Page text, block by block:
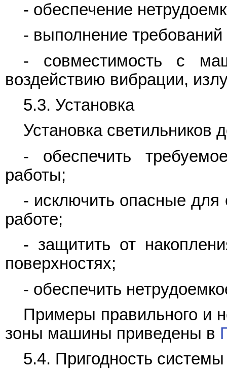
- обеспечение
- выполнение
- совместимость с
воздействию вибрации,
5.3. Установка
Установка светильников
- обеспечить
работы;
- исключить опасные
работе;
- защитить от
поверхностях;
- обеспечить
Примеры правильного и
зоны машины приведены в
5.4. Пригодность